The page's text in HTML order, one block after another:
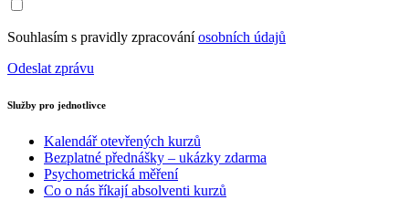
Souhlasím s pravidly zpracováníosobních údajů
Odeslat zprávu
Služby pro jednotlivce
Kalendář otevřených kurzů
Bezplatné přednášky – ukázky zdarma
Psychometrická měření
Co o nás říkají absolventi kurzů